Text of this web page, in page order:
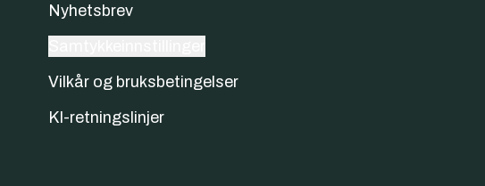
Nyhetsbrev
Vilkår og bruksbetingelser
KI-retningslinjer